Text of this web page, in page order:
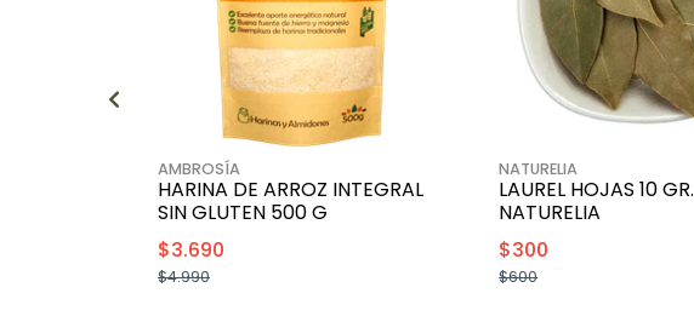
AMBROSÍA
HARINA DE ARROZ INTEGRAL
SIN GLUTEN 500 G
$3.690
$4.990
NATURELIA
LAUREL HOJAS 10 GR.
NATURELIA
$300
$600